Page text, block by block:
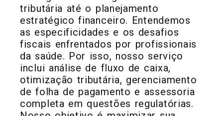
tributária até o planejamento
estratégico financeiro. Entendemos
as especificidades e os desafios
fiscais enfrentados por profissionais
da saúde. Por isso, nosso serviço
inclui análise de fluxo de caixa,
otimização tributária, gerenciamento
de folha de pagamento e assessoria
completa em questões regulatórias.